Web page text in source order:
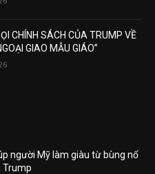
CHÍNH SÁCH CỦA TRUMP VỀ
GIAO MẪU GIÁO”
người Mỹ làm giàu từ bùng nổ
Trump